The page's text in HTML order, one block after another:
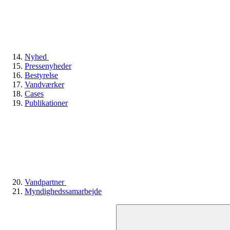
Nyhed
Pressenyheder
Bestyrelse
Vandværker
Cases
Publikationer
Vandpartner
Myndighedssamarbejde